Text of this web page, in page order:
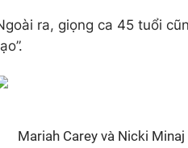
ra, giọng ca 45 tuổi
Mariah Carey và Nicki